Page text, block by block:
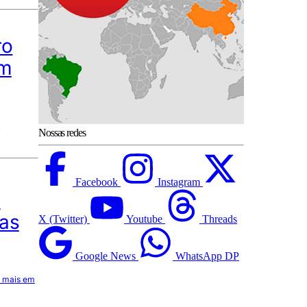
em
Nossas redes
Facebook Instagram
X (Twitter) Youtube Threads
Google News WhatsApp DP